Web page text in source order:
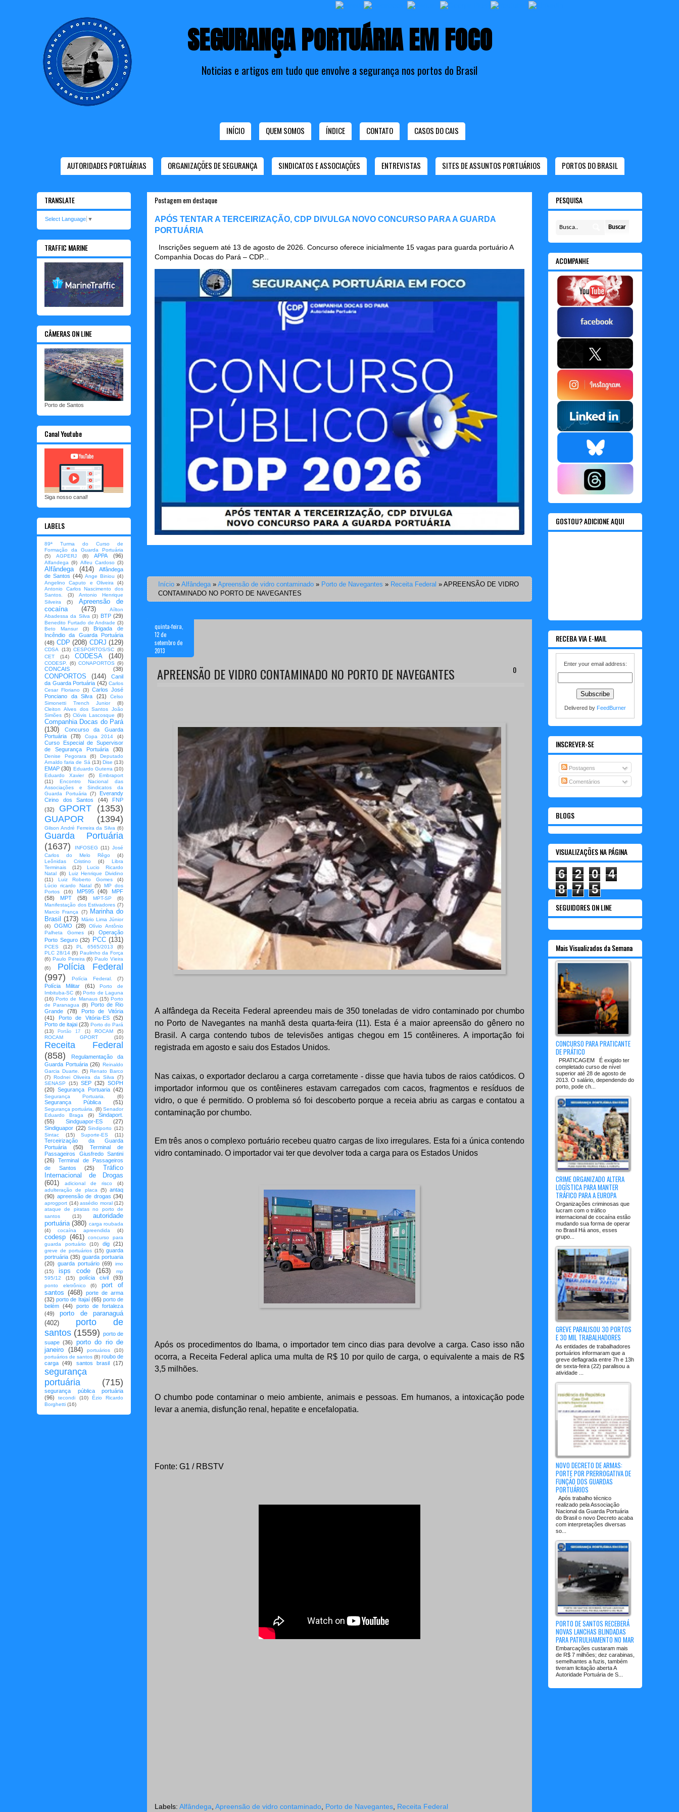
SEGURANÇA PORTUÁRIA EM FOCO
Noticias e artigos em tudo que envolve a segurança nos portos do Brasil
INÍCIO QUEM SOMOS ÍNDICE CONTATO CASOS DO CAIS
AUTORIDADES PORTUÁRIAS ORGANIZAÇÕES DE SEGURANÇA SINDICATOS E ASSOCIAÇÕES ENTREVISTAS SITES DE ASSUNTOS PORTUÁRIOS PORTOS DO BRASIL
Postagem em destaque
APÓS TENTAR A TERCEIRIZAÇÃO, CDP DIVULGA NOVO CONCURSO PARA A GUARDA
PORTUÁRIA
Inscrições seguem até 13 de agosto de 2026. Concurso oferece inicialmente 15 vagas para guarda portuário A
Companhia Docas do Pará – CDP...
Início » Alfândega» Apreensão de vidro contaminado » Porto de Navegantes » Receita Federal » APREENSÃO DE VIDRO
CONTAMINADO NO PORTO DE NAVEGANTES
quinta-feira,
12 de
setembro de
2013
0
APREENSÃO DE VIDRO CONTAMINADO NO PORTO DE NAVEGANTES
A alfândega da Receita Federal apreendeu mais de 350 toneladas de vidro contaminado por chumbo
no Porto de Navegantes na manhã desta quarta-feira (11). Esta é a maior apreensão do gênero no
Brasil. A carga contendo tubos de televisões antigas chegou em 15 contêineres. A importação foi
registrada em agosto e saiu dos Estados Unidos.
Nas caixas, o exportador declarou a carga corretamente - disse que havia tubos de raios catódicos. O
importador informou que os contêineres estavam carregados com cacos, fragmentos e resíduos de
vidro, o que é permitido. O problema só foi descoberto porque a receia abriu as cargas e contatou a
contaminação por chumbo.
Em três anos o complexo portuário recebeu quatro cargas de lixo irregulares. Esta foi a única contendo
vidro contaminado. O importador vai ter que devolver toda a carga para os Estados Unidos
Após os procedimentos do Ibama, o importador tem cinco dias para devolve a carga. Caso isso não
ocorra, a Receita Federal aplica uma multa de R$ 10 por quilo de carga, o equivalente a mais de R$
3,5 milhões.
O chumbo pode contaminar o meio ambiente, animais e pessoas. Em humanos, a intoxicação pode
levar a anemia, disfunção renal, hepatite e encefalopatia.
Fonte: G1 / RBSTV
Labels: Alfândega Apreensão de vidro contaminado Porto de Navegantes Receita Federal
TRANSLATE
Select Language ▼
TRAFFIC MARINE
CÂMERAS ON LINE
Porto de Santos
Canal Youtube
Siga nosso canal!
LABELS
89ª Turma do Curso de
Formação da Guarda Portuária
(5)
AGPERJ (8) APPA (96)
Alfandega (9) Alfeu Cardoso (3)
Alfândega (414)
Alfândega
de Santos (44) Ange Biniou (4)
Angelino Caputo e Oliveira
(4)
Antonio Carlos Nascimento dos
Santos.
(3)
Antonio Henrique
Silveira
(5)
Apreensão de
cocaína
(473)
Aílton
Abadessa da Silva (3) BTP (29)
Benedito Furtado de Andrade (3)
Beto Mansur
(3)
Brigada de
Incêndio da Guarda Portuária
(48) CDP (208) CDRJ (129)
CDSA (13) CESPORTOS/SC (8)
CET
(14) CODESA (140)
CODESP. (6) CONAPORTOS (9)
CONCAIS (38)
CONPORTOS (144)
Canil
da Guarda Portuária (42) Carlos
Cesar Floriano
(3) Carlos José
Ponciano da Silva
(21)
Celso
Simonetti Trench Junior
(8)
Cleiton Alves dos Santos João
Simões (5) Clóvis Lascosque (8)
Companhia Docas do Pará
(130)
Concurso da Guarda
Portuária
(78) Copa 2014 (4)
Curso Especial de Supervisor
de Segurança Portuária
(30)
Denise Pegorara (6)
Deputado
Arnaldo faria de Sá (13) Dise (13)
EMAP (30) Eduardo Guterra (10)
Eduardo Xavier
(5)
Embraport
(11)
Encontro Nacional das
Associações e Sindicatos da
Guarda Portuária
(7)
Everandy
Cirino dos Santos
(44)
FNP
(32)
GPORT (1353)
GUAPOR
(1394)
Gilson André Ferreira da Silva (6)
Guarda Portuária
(1637)
INFOSEG (11) José
Carlos do Melo Rêgo
(4)
Leônidas Cristino
(4)
Libra
Terminais
(12)
Lucio Ricardo
Natal (8) Luiz Henrique Dividino
(11)
Luiz Roberto Gomes
(4)
Lúcio ricardo Natal (5)
MP dos
Portos
(16) MP595 (40)
MPF
(58)
MPT (58) MPT-SP
(6)
Manifestação dos Estivadores (7)
Marcio França
(7)
Marinha do
Brasil
(173) Mário Lima Júnior
(4)
OGMO (28)
Olívio Antônio
Palheta Gomes
(4)
Operação
Porto Seguro (32) PCC (131)
PCES (12) PL 6565/2013
(8)
PLC 28/14 (6) Paulinho da Força
(6) Paulo Pereira (6) Paulo Vieira
(6)
Polícia Federal
(997)
Polícia Federal. (7)
Polícia Militar (61)
Porto de
Imbituba-SC (6) Porto de Laguna
(16) Porto de Manaus (15) Porto
de Paranagua (8)
Porto de Rio
Grande
(78)
Porto de Vitória
(41)
Porto de Vitória-ES
(52)
Porto de itajai (23) Porto do Pará
(13)
Portão 17 (1) ROCAM
(5)
ROCAM GPORT
(10)
Receita Federal
(858)
Regulamentação da
Guarda Portuária (26) Reinaldo
Garcia Duarte.
(5) Renato Barco
(7) Rodnei Oliveira da Silva
(7)
SENASP
(15) SEP (32) SOPH
(20)
Segurança Portuaria (42)
Segurança Portuaria. (6)
Segurança Pública (51)
Segurança portuária. (8) Senador
Eduardo Braga
(9)
Sindaport.
(55)
Sindguapor-ES
(27)
Sindiguapor (22) Sindiporto (12)
Sintac
(15) Suporte-ES (11)
Terceirização da Guarda
Portuária
(50)
Terminal de
Passageiros Giusfredo Santini
(26)
Terminal de Passageiros
de Santos
(25)
Tráfico
Internacional de Drogas
(601)
adicional de risco
(4)
adulteração de placa
(5) antaq
(90) apreensão de drogas (34)
aprogport (14) assédio moral (12)
ataque de piratas no porto de
santos
(13)
autoridade
portuária (380) carga roubada
(4)
cocaína apreendida (4)
codesp (461)
concurso para
guarda portuário
(10) dig (21)
greve de portuários (15) guarda
portruária (35) guarda portuaria
(20) guarda portuário (69)
imo
(15)
isps code (163)
mp
595/12
(15) polícia civil (93)
ponto eletrônico (6)
port of
santos (468) porte de arma
(32) porto de Itajaí (65) porto de
belém (44)
porto de fortaleza
(49)
porto de paranaguá
(402)
porto de
santos (1559) porto de
suape (36)
porto do rio de
janeiro (184) portuários
(10)
portuários de santos (8) roubo de
carga
(49) santos brasil (17)
segurança
portuária
(715)
segurança pública portuária
(96)
tecondi (10)
Ézio Ricardo
Borghetti (16)
PESQUISA
ACOMPANHE
GOSTOU? ADICIONE AQUI
RECEBA VIA E-MAIL
Enter your email address:
Delivered by FeedBurner
INSCREVER-SE
Postagens
Comentários
BLOGS
VISUALIZAÇÕES NA PÁGINA
6 2 0
4
8
7 5
SEGUIDORES ON LINE
Mais Visualizados da Semana
CONCURSO PARA PRATICANTE
DE PRÁTICO
PRATICAGEM É exigido ter
completado curso de nível
superior até 28 de agosto de
2013. O salário, dependendo do
porto, pode ch...
CRIME ORGANIZADO ALTERA
LOGÍSTICA PARA MANTER
TRÁFICO PARA A EUROPA
Organizações criminosas que
lucram com o tráfico
internacional de cocaína estão
mudando sua forma de operar
no Brasil Há anos, esses
grupo...
GREVE PARALISOU 30 PORTOS
E 30 MIL TRABALHADORES
As entidades de trabalhadores
portuários informaram que a
greve deflagrada entre 7h e 13h
de sexta-feira (22) paralisou a
atividade ...
NOVO DECRETO DE ARMAS:
PORTE POR PRERROGATIVA DE
FUNÇÃO DOS GUARDAS
PORTUÁRIOS
Após trabalho técnico
realizado pela Associação
Nacional da Guarda Portuária
do Brasil o novo Decreto acaba
com interpretações diversas
so...
PORTO DE SANTOS RECEBERÁ
NOVAS LANCHAS BLINDADAS
PARA PATRULHAMENTO NO MAR
Embarcações custaram mais
de R$ 7 milhões; dez carabinas,
semelhantes a fuzis, também
tiveram licitação aberta A
Autoridade Portuária de S...